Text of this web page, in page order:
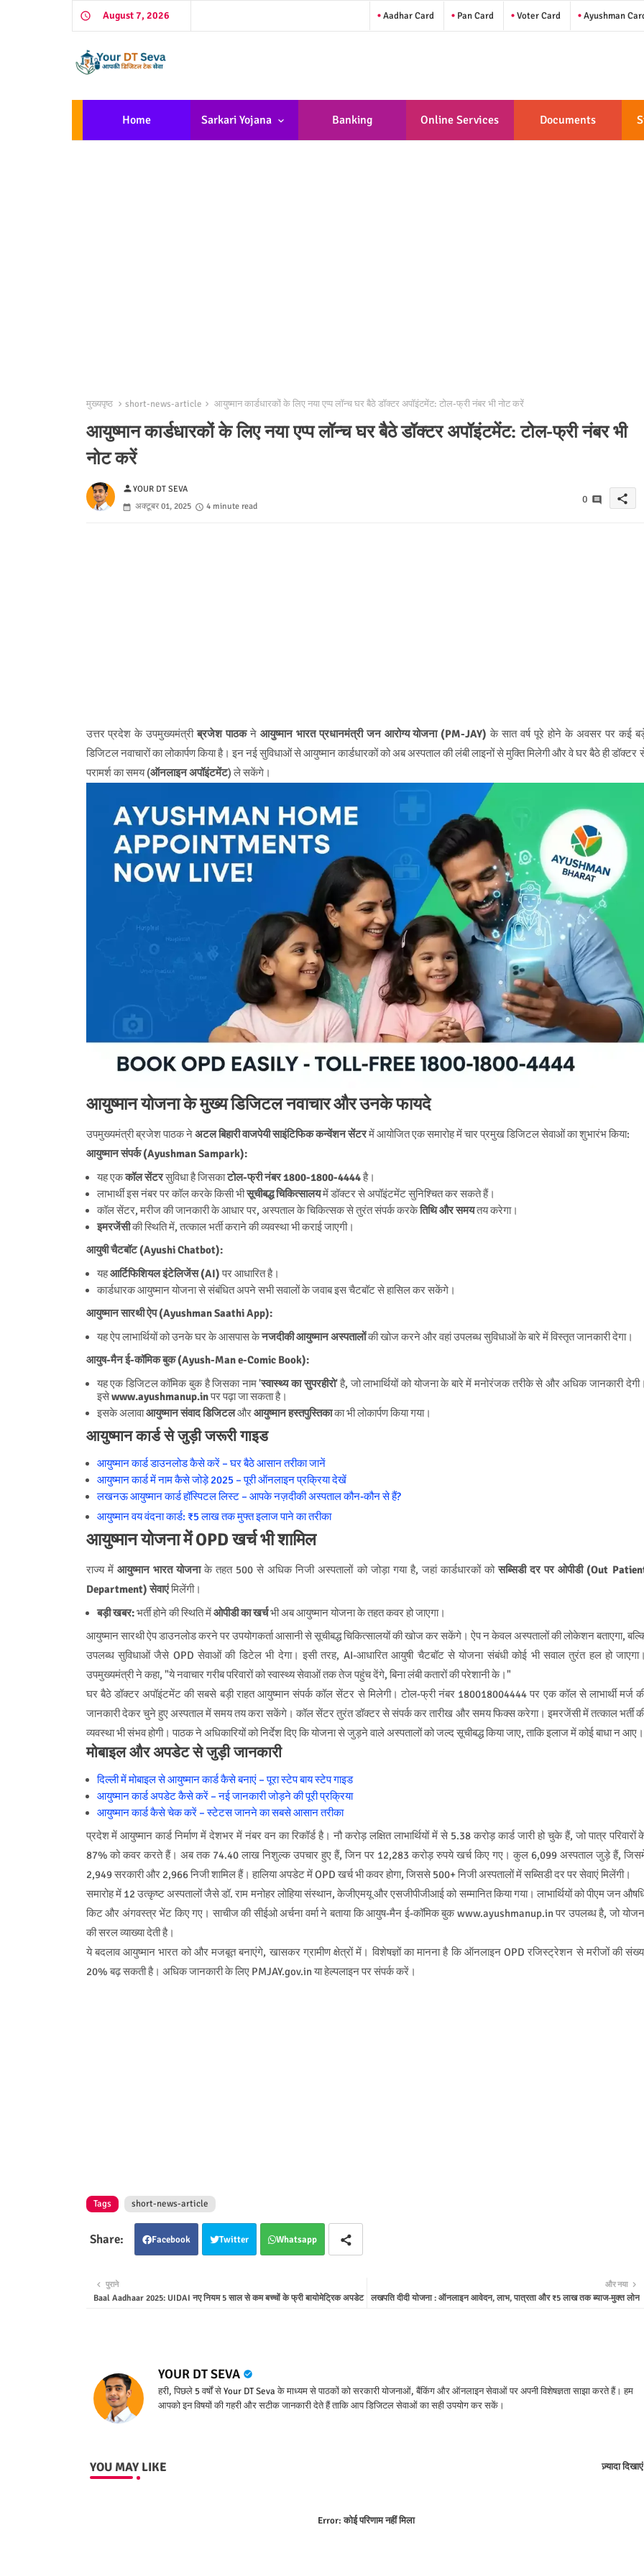
August 7, 2026 Aadhar Card Pan Card Voter Card Ayushman
Home Sarkari Yojana Banking Online Services Documents
मुख्यपृष्ठ short-news-article आयुष्मान कार्डधारकों के लिए नया एप्प लॉन्च घर बैठे डॉक्टर अपॉइंटमेंट: टोल-फ्री नंबर भी नोट करें
आयुष्मान कार्डधारकों के लिए नया एप्प लॉन्च घर बैठे डॉक्टर अपॉइंटमेंट: टोल-फ्री नंबर भी
नोट करें
personYOUR DT SEVA
अक्टूबर 01, 2025
4 minute read
0 share
उत्तर प्रदेश के उपमुख्यमंत्रीब्रजेश पाठकने आयुष्मान भारत प्रधानमंत्री जन आरोग्य योजना (PM-JAY) के सात वर्ष पूरे होने के अवसर पर कई
डिजिटल नवाचारों का लोकार्पण किया है। इन नई सुविधाओं से आयुष्मान कार्डधारकों को अब अस्पताल की लंबी लाइनों से मुक्ति मिलेगी और वे घर बैठे ही डॉक्टर
परामर्श का समय (ऑनलाइन अपॉइंटमेंट) ले सकेंगे।
आयुष्मान योजना के मुख्य डिजिटल नवाचार और उनके फायदे
उपमुख्यमंत्री ब्रजेश पाठक नेअटल बिहारी वाजपेयी साइंटिफिक कन्वेंशन सेंटरमें आयोजित एक समारोह में चार प्रमुख डिजिटल सेवाओं का शुभारंभ किया:
आयुष्मान संपर्क (Ayushman Sampark):
यह एककॉल सेंटरसुविधा है जिसकाटोल-फ्री नंबर 1800-1800-4444है।
लाभार्थी इस नंबर पर कॉल करके किसी भीसूचीबद्ध चिकित्सालयमें डॉक्टर से अपॉइंटमेंट सुनिश्चित कर सकते हैं।
कॉल सेंटर, मरीज की जानकारी के आधार पर, अस्पताल के चिकित्सक से तुरंत संपर्क करकेतिथि और समयतय करेगा।
इमरजेंसीकी स्थिति में, तत्काल भर्ती कराने की व्यवस्था भी कराई जाएगी।
आयुषी चैटबॉट (Ayushi Chatbot):
यहआर्टिफिशियल इंटेलिजेंस (AI)पर आधारित है।
कार्डधारक आयुष्मान योजना से संबंधित अपने सभी सवालों के जवाब इस चैटबॉट से हासिल कर सकेंगे।
आयुष्मान सारथी ऐप (Ayushman Saathi App):
यह ऐप लाभार्थियों को उनके घर के आसपास केनजदीकी आयुष्मान अस्पतालोंकी खोज करने और वहां उपलब्ध सुविधाओं के बारे में विस्तृत जानकारी देगा।
आयुष-मैन ई-कॉमिक बुक (Ayush-Man e-Comic Book):
यह एक डिजिटल कॉमिक बुक है जिसका नाम 'स्वास्थ्य का सुपरहीरो' है, जो लाभार्थियों को योजना के बारे में मनोरंजक तरीके से और अधिक जानकारी देगी।
इसेwww.ayushmanup.inपर पढ़ा जा सकता है।
इसके अलावाआयुष्मान संवाद डिजिटलऔरआयुष्मान हस्तपुस्तिकाका भी लोकार्पण किया गया।
आयुष्मान कार्ड से जुड़ी जरूरी गाइड
आयुष्मान कार्ड डाउनलोड कैसे करें – घर बैठे आसान तरीका जानें
आयुष्मान कार्ड में नाम कैसे जोड़े 2025 – पूरी ऑनलाइन प्रक्रिया देखें
लखनऊ आयुष्मान कार्ड हॉस्पिटल लिस्ट – आपके नज़दीकी अस्पताल कौन-कौन से हैं?
आयुष्मान वय वंदना कार्ड: ₹5 लाख तक मुफ्त इलाज पाने का तरीका
आयुष्मान योजना में OPD खर्च भी शामिल
राज्य में आयुष्मान भारत योजनाके तहत 500 से अधिक निजी अस्पतालों को जोड़ा गया है, जहां कार्डधारकों कोसब्सिडी दर पर ओपीडी (Out
Department) सेवाएंमिलेंगी।
बड़ी खबर:भर्ती होने की स्थिति मेंओपीडी का खर्चभी अब आयुष्मान योजना के तहत कवर हो जाएगा।
आयुष्मान सारथी ऐप डाउनलोड करने पर उपयोगकर्ता आसानी से सूचीबद्ध चिकित्सालयों की खोज कर सकेंगे। ऐप न केवल अस्पतालों की लोकेशन बताएगा,
उपलब्ध सुविधाओं जैसे OPD सेवाओं की डिटेल भी देगा। इसी तरह, AI-आधारित आयुषी चैटबॉट से योजना संबंधी कोई भी सवाल तुरंत हल हो जाएगा।
उपमुख्यमंत्री ने कहा, "ये नवाचार गरीब परिवारों को स्वास्थ्य सेवाओं तक तेज पहुंच देंगे, बिना लंबी कतारों की परेशानी के।"
घर बैठे डॉक्टर अपॉइंटमेंट की सबसे बड़ी राहत आयुष्मान संपर्क कॉल सेंटर से मिलेगी। टोल-फ्री नंबर 180018004444 पर एक कॉल से लाभार्थी मर्ज
जानकारी देकर चुने हुए अस्पताल में समय तय करा सकेंगे। कॉल सेंटर तुरंत डॉक्टर से संपर्क कर तारीख और समय फिक्स करेगा। इमरजेंसी में तत्काल भर्ती
व्यवस्था भी संभव होगी। पाठक ने अधिकारियों को निर्देश दिए कि योजना से जुड़ने वाले अस्पतालों को जल्द सूचीबद्ध किया जाए, ताकि इलाज में कोई बाधा न आए।
मोबाइल और अपडेट से जुड़ी जानकारी
दिल्ली में मोबाइल से आयुष्मान कार्ड कैसे बनाएं – पूरा स्टेप बाय स्टेप गाइड
आयुष्मान कार्ड अपडेट कैसे करें – नई जानकारी जोड़ने की पूरी प्रक्रिया
आयुष्मान कार्ड कैसे चेक करें – स्टेटस जानने का सबसे आसान तरीका
प्रदेश में आयुष्मान कार्ड निर्माण में देशभर में नंबर वन का रिकॉर्ड है। नौ करोड़ लक्षित लाभार्थियों में से 5.38 करोड़ कार्ड जारी हो चुके हैं, जो पात्र परिवारों
87% को कवर करते हैं। अब तक 74.40 लाख निशुल्क उपचार हुए हैं, जिन पर 12,283 करोड़ रुपये खर्च किए गए। कुल 6,099 अस्पताल जुड़े हैं,
2,949 सरकारी और 2,966 निजी शामिल हैं। हालिया अपडेट में OPD खर्च भी कवर होगा, जिससे 500+ निजी अस्पतालों में सब्सिडी दर पर सेवाएं मिलेंगी।
समारोह में 12 उत्कृष्ट अस्पतालों जैसे डॉ. राम मनोहर लोहिया संस्थान, केजीएमयू और एसजीपीजीआई को सम्मानित किया गया। लाभार्थियों को पीएम जन
किट और अंगवस्त्र भेंट किए गए। साचीज की सीईओ अर्चना वर्मा ने बताया कि आयुष-मैन ई-कॉमिक बुक www.ayushmanup.in पर उपलब्ध है, जो
की सरल व्याख्या देती है।
ये बदलाव आयुष्मान भारत को और मजबूत बनाएंगे, खासकर ग्रामीण क्षेत्रों में। विशेषज्ञों का मानना है कि ऑनलाइन OPD रजिस्ट्रेशन से मरीजों की
20% बढ़ सकती है। अधिक जानकारी के लिए PMJAY.gov.in या हेल्पलाइन पर संपर्क करें।
Tags short-news-article
Facebook Twitter Whatsapp
और नया
लखपति दीदी योजना : ऑनलाइन आवेदन, लाभ, पात्रता और ₹5 लाख तक ब्याज-मुक्त लोन
पुराने
Baal Aadhaar 2025: UIDAI नए नियम 5 साल से कम बच्चों के फ्री बायोमेट्रिक अपडेट
YOUR DT SEVA
हरी, पिछले 5 वर्षों से Your DT Seva के माध्यम से पाठकों को सरकारी योजनाओं, बैंकिंग और ऑनलाइन सेवाओं पर अपनी विशेषज्ञता साझा करते हैं। हम
आपको इन विषयों की गहरी और सटीक जानकारी देते हैं ताकि आप डिजिटल सेवाओं का सही उपयोग कर सकें।
YOU MAY LIKE ज़्यादा दिखाएं
Error:कोई परिणाम नहीं मिला